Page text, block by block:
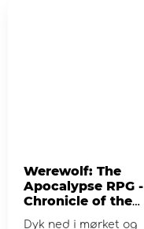
Werewolf: The
Apocalypse RPG -
Chronicle of the
Black Labyrinth
Dyk ned i mørket og